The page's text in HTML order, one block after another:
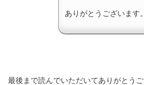
ありがとうございます。
最後まで読んでいただいてありがとう